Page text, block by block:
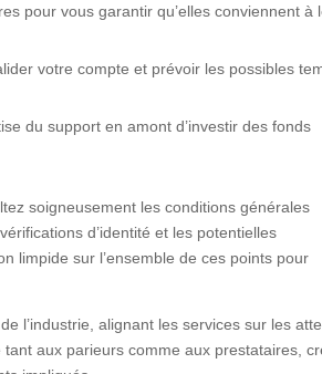
pour vous garantir qu’elles conviennent à
votre compte et prévoir les possibles
du support en amont d’investir des fonds
soigneusement les conditions générales
d’identité et les potentielles
limpide sur l’ensemble de ces points pour
l’industrie, alignant les services sur les
aux parieurs comme aux prestataires,